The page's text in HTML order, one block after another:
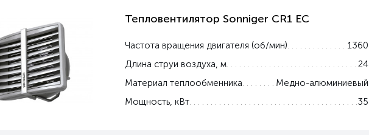
Тепловентилятор Sonniger CR1 EC
Частота вращения двигателя (об/мин)
1360
Длина струи воздуха, м
24
Материал теплообменника
Медно-алюминиевый
Мощность, кВт
35